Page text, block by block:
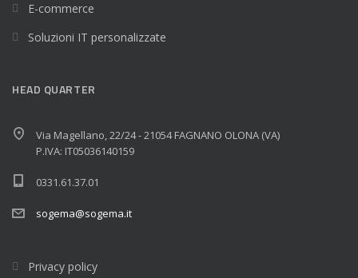
E-commerce
Soluzioni IT personalizzate
HEAD QUARTER
Via Magellano, 22/24 - 21054 FAGNANO OLONA (VA)
P.IVA: IT05036140159
0331.61.37.01
sogema@sogema.it
Privacy policy